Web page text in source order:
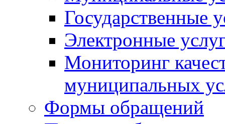
Государственные
Электронные
Мониторинг
муниципальных
Формы обращений